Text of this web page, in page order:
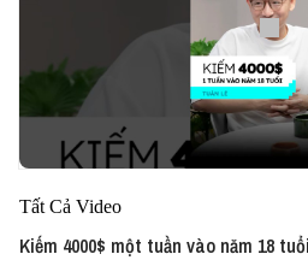
Tất Cả Video
Kiếm 4000$ một tuần vào năm 18 tuổi